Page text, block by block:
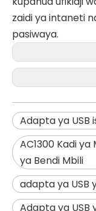
zaidi ya intaneti
pasiwaya.
Adapta ya USB
AC1300 Kadi
ya Bendi Mbili
adapta ya USB
Adapta ya USB